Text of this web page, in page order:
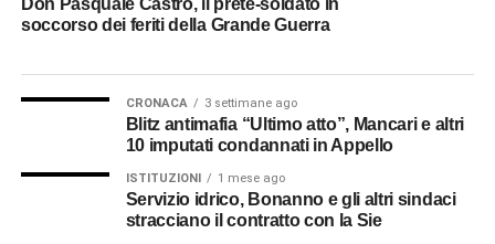
Don Pasquale Castro, il prete-soldato in
soccorso dei feriti della Grande Guerra
CRONACA 3 settimane ago
Blitz antimafia “Ultimo atto”, Mancari e altri
10 imputati condannati in Appello
ISTITUZIONI 1 mese ago
Servizio idrico, Bonanno e gli altri sindaci
stracciano il contratto con la Sie